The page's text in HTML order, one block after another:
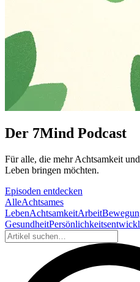
Der 7Mind Podcast
Für alle, die mehr Acht­sam­keit
Leben brin­gen möch­ten.
Episoden entdecken
AlleAchtsames
LebenAchtsamkeitArbeit
Gesundheit